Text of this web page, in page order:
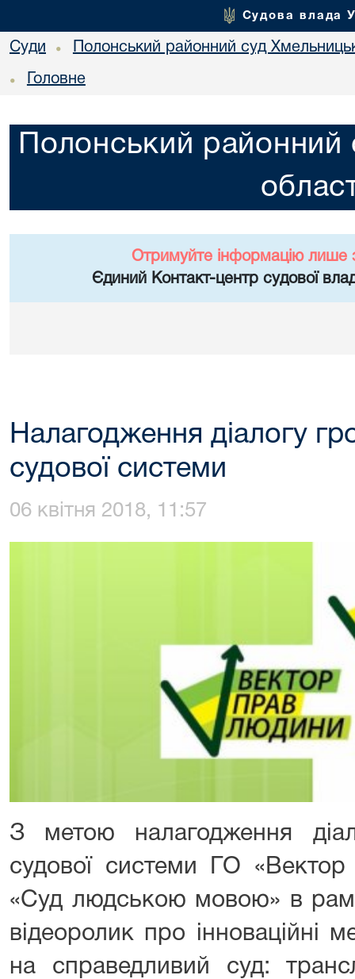
Судова влада
Суди • Полонський районний суд
• Головне
Полонський районний
Отримуйте інформацію лише
Єдиний Контакт-центр судової
Налагодження діалогу
судової системи
06 квітня 2018, 11:57
З метою налагодження
судової системи ГО
«Суд людською мовою» в
відеоролик про інноваційні
на справедливий суд: